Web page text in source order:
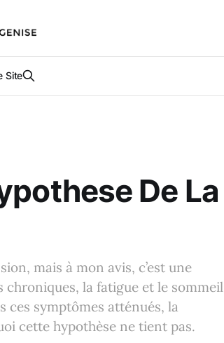
Site
De La
mais à mon avis, c’est une
chroniques, la fatigue et le sommeil
ces symptômes atténués, la
cette hypothèse ne tient pas.